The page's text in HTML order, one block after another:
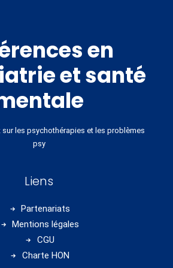
en
et santé
sur les psychothérapies et les problèmes
psy
Liens
Partenariats
Mentions légales
CGU
Charte HON